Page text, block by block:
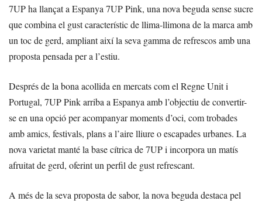
7UP ha llançat a Espanya 7UP Pink, una nova beguda sense sucre
que combina el gust característic de llima-llimona de la marca amb
un toc de gerd, ampliant així la seva gamma de refrescos amb una
proposta pensada per a l’estiu.
Després de la bona acollida en mercats com el Regne Unit i
Portugal, 7UP Pink arriba a Espanya amb l’objectiu de convertir-
se en una opció per acompanyar moments d’oci, com trobades
amb amics, festivals, plans a l’aire lliure o escapades urbanes. La
nova varietat manté la base cítrica de 7UP i incorpora un matís
afruitat de gerd, oferint un perfil de gust refrescant.
A més de la seva proposta de sabor, la nova beguda destaca pel